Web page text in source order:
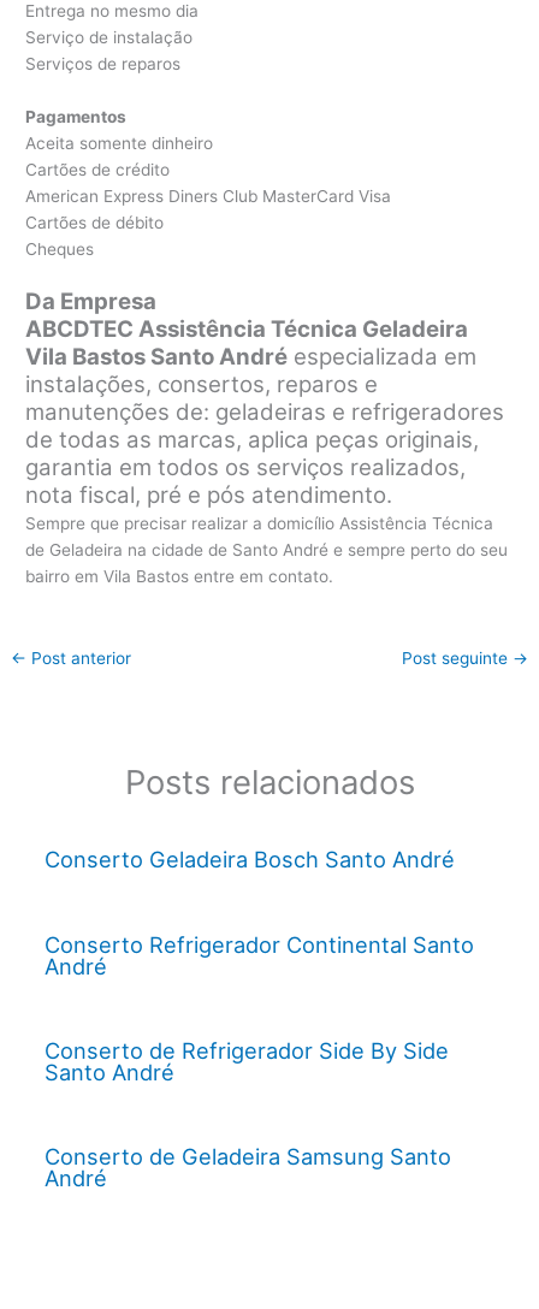
Entrega no mesmo dia
Serviço de instalação
Serviços de reparos
Pagamentos
Aceita somente dinheiro
Cartões de crédito
American Express Diners Club MasterCard Visa
Cartões de débito
Cheques
Da Empresa
ABCDTEC Assistência Técnica Geladeira
Vila Bastos Santo André especializada em
instalações, consertos, reparos e
manutenções de: geladeiras e refrigeradores
de todas as marcas, aplica peças originais,
garantia em todos os serviços realizados,
nota fiscal, pré e pós atendimento.
Sempre que precisar realizar a domicílio Assistência Técnica
de Geladeira na cidade de Santo André e sempre perto do seu
bairro em Vila Bastos entre em contato.
← Post anterior Post seguinte →
Posts relacionados
Conserto Geladeira Bosch Santo André
Conserto Refrigerador Continental Santo
André
Conserto de Refrigerador Side By Side
Santo André
Conserto de Geladeira Samsung Santo
André